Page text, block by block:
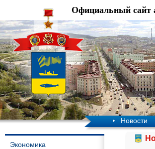
Официальный сайт
Новости
Экономика